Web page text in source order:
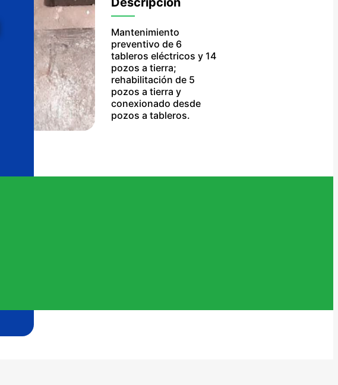
Mantenimiento
preventivo de 6
tableros eléctricos y 14
pozos a tierra;
rehabilitación de 5
pozos a tierra y
conexionado desde
pozos a tableros.